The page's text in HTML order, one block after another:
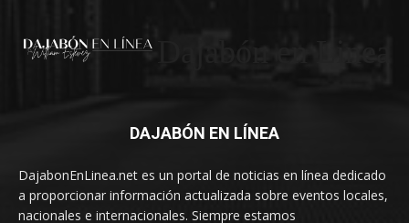
DAJABÓN EN LÍNEA
DajabonEnLinea.net es un portal de noticias en línea dedicado
a proporcionar información actualizada sobre eventos locales,
nacionales e internacionales. Siempre estamos